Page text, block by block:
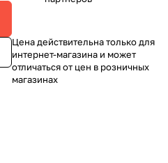
Цена действительна только для
интернет-магазина и может
отличаться от цен в розничных
магазинах